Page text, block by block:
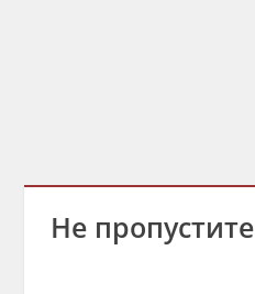
Не пропустите